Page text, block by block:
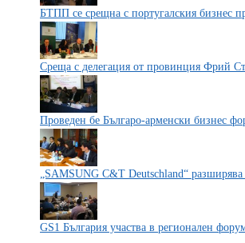
БТПП се срещна с португалския бизнес
Среща с делегация от провинция Фрий
Проведен бе Българо-aрменски бизнес
„SAMSUNG C&T Deutschland“
GS1 България участва в регионален